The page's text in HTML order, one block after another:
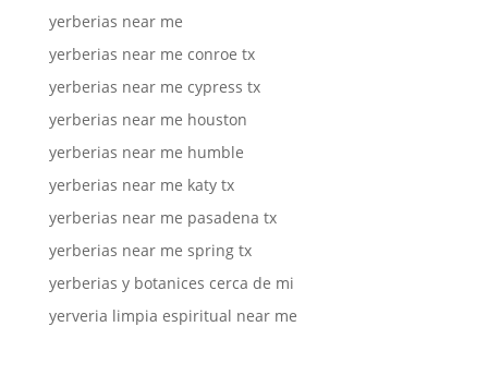
yerberias near me
yerberias near me conroe tx
yerberias near me cypress tx
yerberias near me houston
yerberias near me humble
yerberias near me katy tx
yerberias near me pasadena tx
yerberias near me spring tx
yerberias y botanices cerca de mi
yerveria limpia espiritual near me